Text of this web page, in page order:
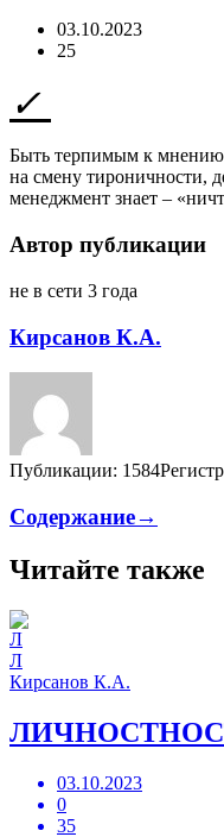
03.10.2023
25
Быть терпимым к мнению
на смену тироничности,
менеджмент знает –
Автор публикации
не в сети 3 года
Кирсанов К.А.
Публикации: 1584
Содержание→
Читайте также
Л
Кирсанов К.А.
03.10.2023
0
35